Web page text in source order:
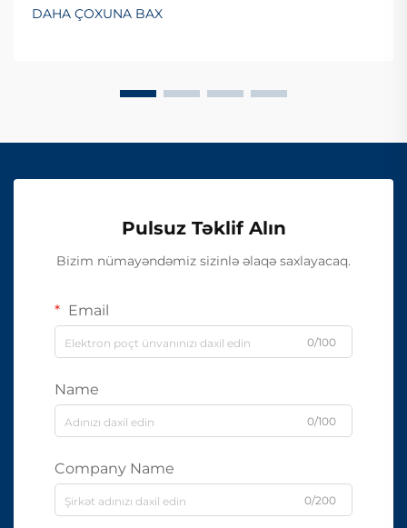
DAHA ÇOXUNA BAX
Pulsuz Təklif Alın
Bizim nümayəndəmiz sizinlə əlaqə saxlayacaq.
Email
0/100
Name
0/100
Company Name
0/200